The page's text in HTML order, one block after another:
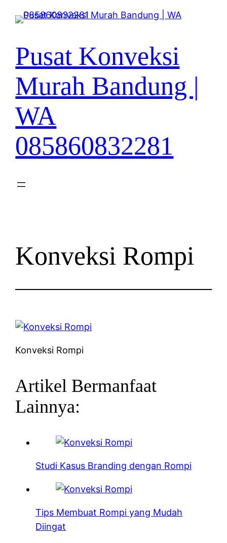
Lewati
Pusat Konveksi
Murah Bandung |
WA
085860832281
Konveksi Rompi
Konveksi Rompi
Artikel Bermanfaat
Lainnya:
Studi Kasus Branding dengan Rompi
Tips Membuat Rompi yang Mudah
Diingat